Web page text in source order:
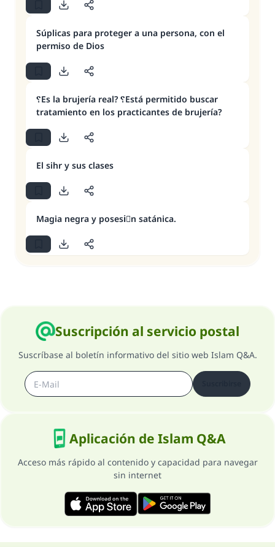
Súplicas para proteger a una persona, con el
permiso de Dios
؟Es la brujería real? ؟Está permitido buscar
tratamiento en los practicantes de brujería?
El sihr y sus clases
Magia negra y posesiَn satánica.
Suscripción al servicio postal
Suscríbase al boletín informativo del sitio web Islam Q&A.
Aplicación de Islam Q&A
Acceso más rápido al contenido y capacidad para navegar
sin internet